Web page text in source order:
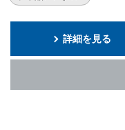
詳細を見る